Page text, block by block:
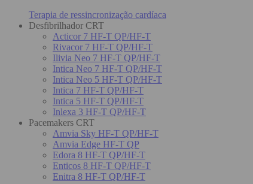
Terapia de ressincronização cardíaca
Desfibrilhador CRT
Acticor 7 HF-T QP/HF-T
Rivacor 7 HF-T QP/HF-T
Ilivia Neo 7 HF-T QP/HF-T
Intica Neo 7 HF-T QP/HF-T
Intica Neo 5 HF-T QP/HF-T
Intica 7 HF-T QP/HF-T
Intica 5 HF-T QP/HF-T
Inlexa 3 HF-T QP/HF-T
Pacemakers CRT
Amvia Sky HF-T QP/HF-T
Amvia Edge HF-T QP
Edora 8 HF-T QP/HF-T
Enticos 8 HF-T QP/HF-T
Enitra 8 HF-T QP/HF-T